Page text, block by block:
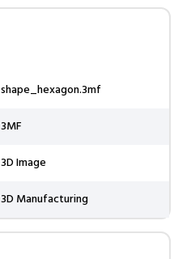
shape_hexagon.3mf
3MF
3D Image
3D Manufacturing